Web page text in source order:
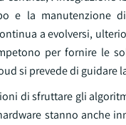
e la manutenzione
a evolversi,
per fornire le
si prevede di guidare
di sfruttare gli
stanno anche